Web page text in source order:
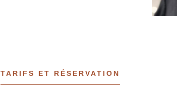
TARIFS ET RÉSERVATION